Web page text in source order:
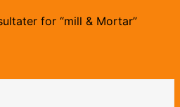
for “mill & Mortar”